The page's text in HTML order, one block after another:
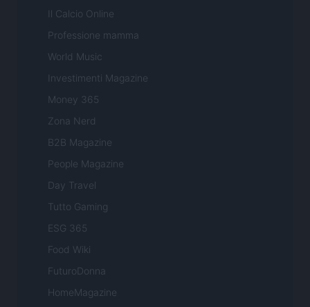
Il Calcio Online
Professione mamma
World Music
Investimenti Magazine
Money 365
Zona Nerd
B2B Magazine
People Magazine
Day Travel
Tutto Gaming
ESG 365
Food Wiki
FuturoDonna
HomeMagazine